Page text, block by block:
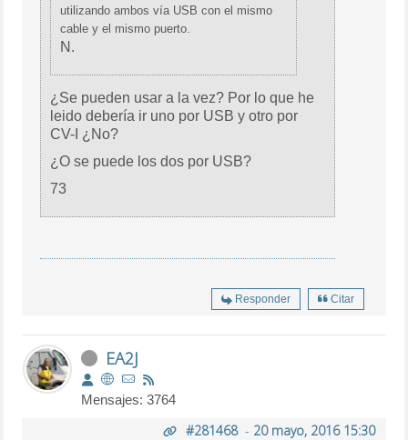
utilizando ambos vía USB con el mismo
cable y el mismo puerto.
N.
¿Se pueden usar a la vez? Por lo que he
leido debería ir uno por USB y otro por
CV-I ¿No?
¿O se puede los dos por USB?
73
Responder Citar
EA2J
Mensajes: 3764
#281468- 20 mayo, 2016 15:30